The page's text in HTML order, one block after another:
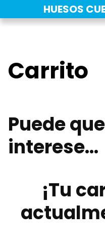
al
HUESOS
Carrito
Puede
interese…
¡Tu